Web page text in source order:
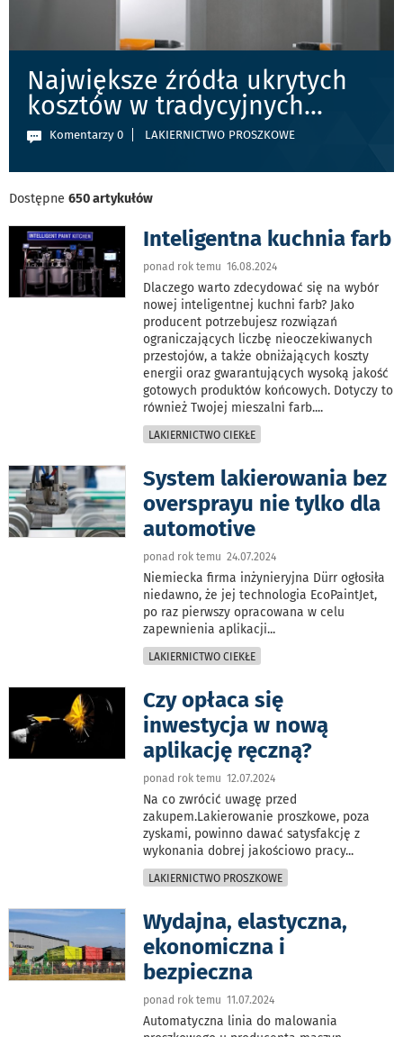
Największe źródła ukrytych
kosztów w tradycyjnych...
Komentarzy 0 LAKIERNICTWO PROSZKOWE
Dostępne 650 artykułów
Inteligentna kuchnia farb
ponad rok temu 16.08.2024
Dlaczego warto zdecydować się na wybór
nowej inteligentnej kuchni farb? Jako
producent potrzebujesz rozwiązań
ograniczających liczbę nieoczekiwanych
przestojów, a także obniżających koszty
energii oraz gwarantujących wysoką jakość
gotowych produktów końcowych. Dotyczy to
również Twojej mieszalni farb....
LAKIERNICTWO CIEKŁE
System lakierowania bez
oversprayu nie tylko dla
automotive
ponad rok temu 24.07.2024
Niemiecka firma inżynieryjna Dürr ogłosiła
niedawno, że jej technologia EcoPaintJet,
po raz pierwszy opracowana w celu
zapewnienia aplikacji...
LAKIERNICTWO CIEKŁE
Czy opłaca się
inwestycja w nową
aplikację ręczną?
ponad rok temu 12.07.2024
Na co zwrócić uwagę przed
zakupem.Lakierowanie proszkowe, poza
zyskami, powinno dawać satysfakcję z
wykonania dobrej jakościowo pracy...
LAKIERNICTWO PROSZKOWE
Wydajna, elastyczna,
ekonomiczna i
bezpieczna
ponad rok temu 11.07.2024
Automatyczna linia do malowania